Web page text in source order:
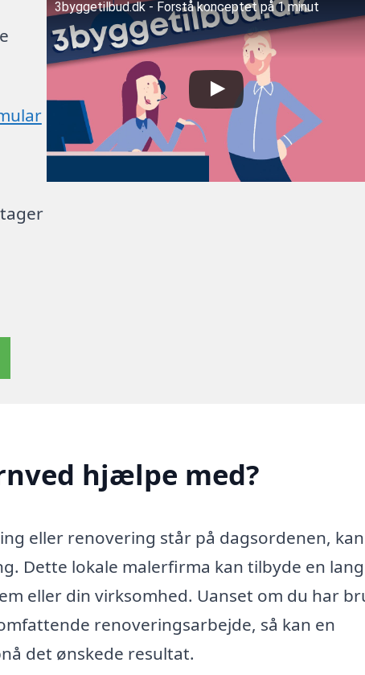
3byggetilbud.dk - Forstå konceptet på 1 minut
hjælpe med?
eller renovering står på dagsordenen,
Dette lokale malerfirma kan tilbyde en lang
eller din virksomhed. Uanset om du har
renoveringsarbejde, så kan en
det ønskede resultat.